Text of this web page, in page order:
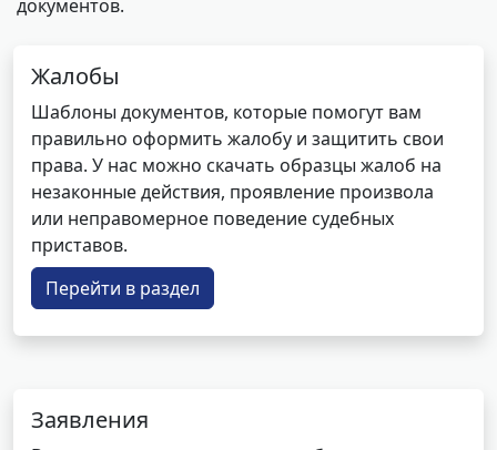
документов.
Жалобы
Шаблоны документов, которые помогут вам
правильно оформить жалобу и защитить свои
права. У нас можно скачать образцы жалоб на
незаконные действия, проявление произвола
или неправомерное поведение судебных
приставов.
Перейти в раздел
Заявления